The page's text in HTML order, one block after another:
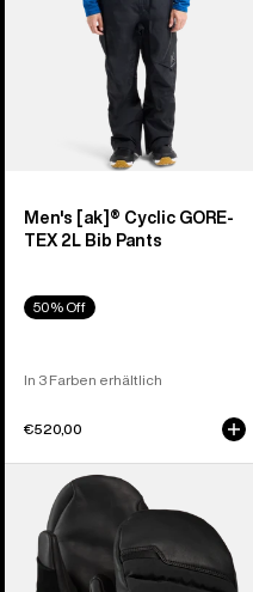
Men's [ak]® Cyclic GORE-
TEX 2L Bib Pants
50% Off
In 3 Farben erhältlich
€520,00
Windstopper
Oven